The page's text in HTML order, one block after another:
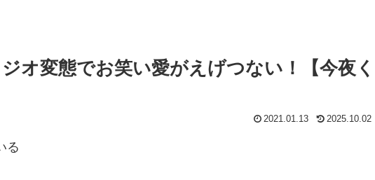
オ変態でお笑い愛がえげつない！【今夜く
2021.01.13 2025.10.02
る